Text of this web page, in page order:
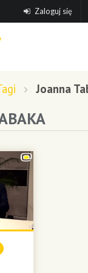
Zaloguj się
Joanna